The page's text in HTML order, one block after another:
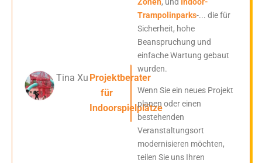
Tina Xu Projektberater
für
Indoorspielplätze
Trampolinparks-... die für
Sicherheit, hohe
Beanspruchung und
einfache Wartung gebaut
wurden.
Wenn Sie ein neues Projekt
planen oder einen
bestehenden
Veranstaltungsort
modernisieren möchten,
teilen Sie uns Ihren